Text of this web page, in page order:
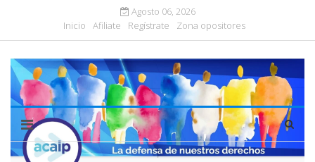
Agosto 06, 2026
Inicio
Afiliate Regístrate Zona opositores